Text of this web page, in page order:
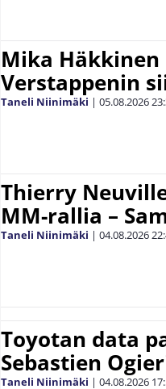
Mika
Verstappenin
Taneli Niinimäki | 05.08.2026
Thierry
MM-rallia –
Taneli Niinimäki | 04.08.2026
Toyotan data
Sebastien
Taneli Niinimäki | 04.08.2026